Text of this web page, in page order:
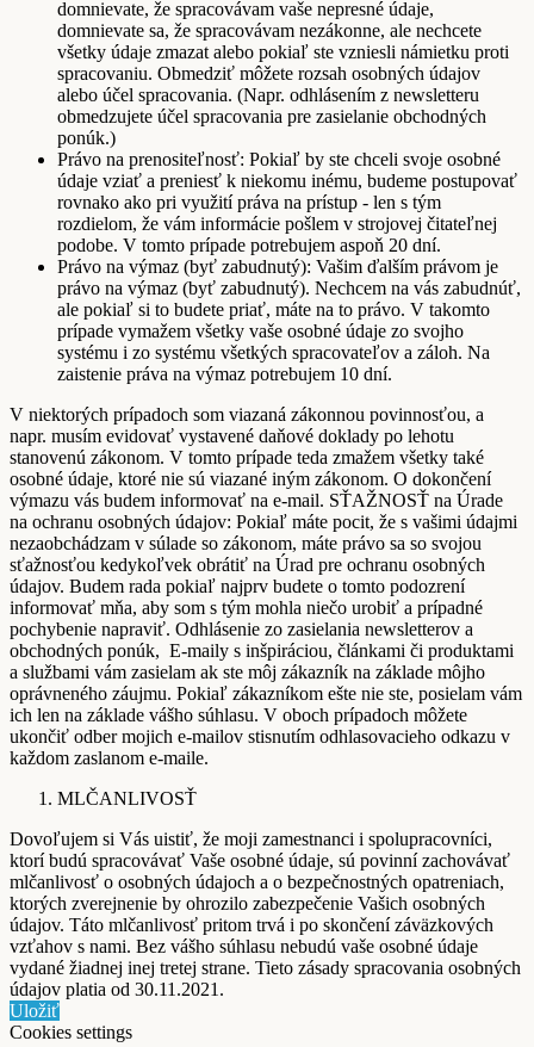
domnievate, že spracovávam vaše nepresné údaje,
domnievate sa, že spracovávam nezákonne, ale nechcete
všetky údaje zmazat alebo pokiaľ ste vzniesli námietku proti
spracovaniu. Obmedziť môžete rozsah osobných údajov
alebo účel spracovania. (Napr. odhlásením z newsletteru
obmedzujete účel spracovania pre zasielanie obchodných
ponúk.)
Právo na prenositeľnosť: Pokiaľ by ste chceli svoje osobné
údaje vziať a preniesť k niekomu inému, budeme postupovať
rovnako ako pri využití práva na prístup - len s tým
rozdielom, že vám informácie pošlem v strojovej čitateľnej
podobe. V tomto prípade potrebujem aspoň 20 dní.
Právo na výmaz (byť zabudnutý): Vašim ďalším právom je
právo na výmaz (byť zabudnutý). Nechcem na vás zabudnúť,
ale pokiaľ si to budete priať, máte na to právo. V takomto
prípade vymažem všetky vaše osobné údaje zo svojho
systému i zo systému všetkých spracovateľov a záloh. Na
zaistenie práva na výmaz potrebujem 10 dní.
V niektorých prípadoch som viazaná zákonnou povinnosťou, a
napr. musím evidovať vystavené daňové doklady po lehotu
stanovenú zákonom. V tomto prípade teda zmažem všetky také
osobné údaje, ktoré nie sú viazané iným zákonom. O dokončení
výmazu vás budem informovať na e-mail. SŤAŽNOSŤ na Úrade
na ochranu osobných údajov: Pokiaľ máte pocit, že s vašimi údajmi
nezaobchádzam v súlade so zákonom, máte právo sa so svojou
sťažnosťou kedykoľvek obrátiť na Úrad pre ochranu osobných
údajov. Budem rada pokiaľ najprv budete o tomto podozrení
informovať mňa, aby som s tým mohla niečo urobiť a prípadné
pochybenie napraviť. Odhlásenie zo zasielania newsletterov a
obchodných ponúk, E-maily s inšpiráciou, článkami či produktami
a službami vám zasielam ak ste môj zákazník na základe môjho
oprávneného záujmu. Pokiaľ zákazníkom ešte nie ste, posielam vám
ich len na základe vášho súhlasu. V oboch prípadoch môžete
ukončiť odber mojich e-mailov stisnutím odhlasovacieho odkazu v
každom zaslanom e-maile.
MLČANLIVOSŤ
Dovoľujem si Vás uistiť, že moji zamestnanci i spolupracovníci,
ktorí budú spracovávať Vaše osobné údaje, sú povinní zachovávať
mlčanlivosť o osobných údajoch a o bezpečnostných opatreniach,
ktorých zverejnenie by ohrozilo zabezpečenie Vašich osobných
údajov. Táto mlčanlivosť pritom trvá i po skončení záväzkových
vzťahov s nami. Bez vášho súhlasu nebudú vaše osobné údaje
vydané žiadnej inej tretej strane. Tieto zásady spracovania osobných
údajov platia od 30.11.2021.
Uložiť
Cookies settings